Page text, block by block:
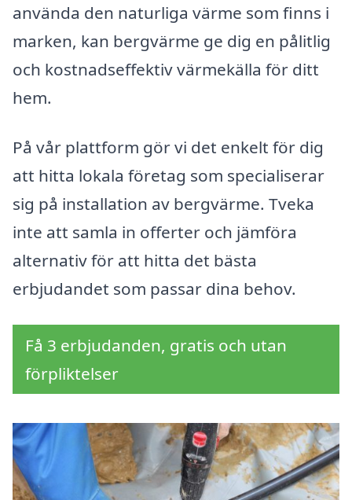
använda den naturliga värme som finns i
marken, kan bergvärme ge dig en pålitlig
och kostnadseffektiv värmekälla för ditt
hem.
På vår plattform gör vi det enkelt för dig
att hitta lokala företag som specialiserar
sig på installation av bergvärme. Tveka
inte att samla in offerter och jämföra
alternativ för att hitta det bästa
erbjudandet som passar dina behov.
Få 3 erbjudanden, gratis och utan
förpliktelser